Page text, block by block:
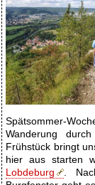
Spätsommer-
Wanderung
Frühstück bringt
hier aus starten
Lobdeburg
.